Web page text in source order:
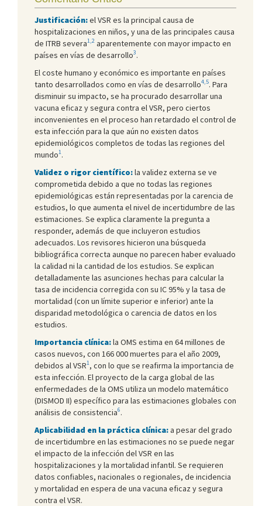
Justificación:el VSR es la principal causa de
hospitalizaciones en niños, y una de las principales causa
de ITRB severa1,2 aparentemente con mayor impacto en
países en vías de desarrollo3.
El coste humano y económico es importante en países
tanto desarrollados como en vías de desarrollo4,5. Para
disminuir su impacto, se ha procurado desarrollar una
vacuna eficaz y segura contra el VSR, pero ciertos
inconvenientes en el proceso han retardado el control de
esta infección para la que aún no existen datos
epidemiológicos completos de todas las regiones del
mundo1.
Validez o rigor científico:la validez externa se ve
comprometida debido a que no todas las regiones
epidemiológicas están representadas por la carencia de
estudios, lo que aumenta el nivel de incertidumbre de las
estimaciones. Se explica claramente la pregunta a
responder, además de que incluyeron estudios
adecuados. Los revisores hicieron una búsqueda
bibliográfica correcta aunque no parecen haber evaluado
la calidad ni la cantidad de los estudios. Se explican
detalladamente las asunciones hechas para calcular la
tasa de incidencia corregida con su IC 95% y la tasa de
mortalidad (con un límite superior e inferior) ante la
disparidad metodológica o carencia de datos en los
estudios.
Importancia clínica:la OMS estima en 64 millones de
casos nuevos, con 166 000 muertes para el año 2009,
debidos al VSR1, con lo que se reafirma la importancia de
esta infección. El proyecto de la carga global de las
enfermedades de la OMS utiliza un modelo matemático
(DISMOD II) específico para las estimaciones globales con
análisis de consistencia6.
Aplicabilidad en la práctica clínica:a pesar del grado
de incertidumbre en las estimaciones no se puede negar
el impacto de la infección del VSR en las
hospitalizaciones y la mortalidad infantil. Se requieren
datos confiables, nacionales o regionales, de incidencia
y mortalidad en espera de una vacuna eficaz y segura
contra el VSR.